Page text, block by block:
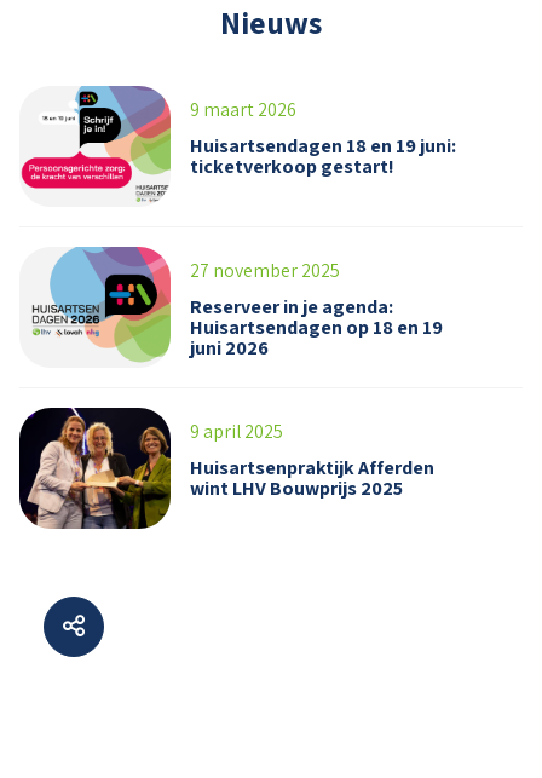
Nieuws
9 maart 2026
Huisartsendagen 18 en 19 juni:
ticketverkoop gestart!
27 november 2025
Reserveer in je agenda:
Huisartsendagen op 18 en 19
juni 2026
9 april 2025
Huisartsenpraktijk Afferden
wint LHV Bouwprijs 2025